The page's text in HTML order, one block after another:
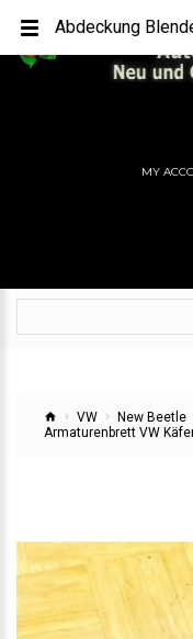
MY
VW New Beetle
Armaturenbrett VW